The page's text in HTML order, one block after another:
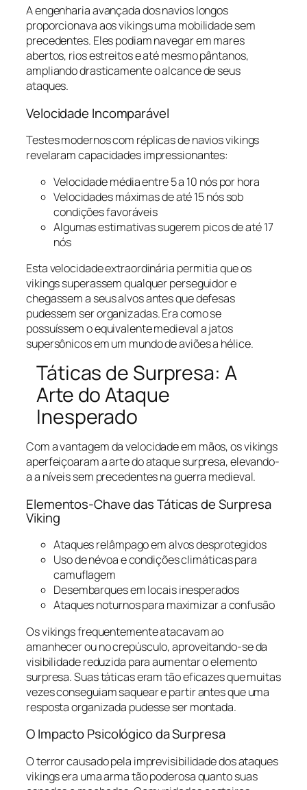
A engenharia avançada dos navios longos
proporcionava aos vikings uma mobilidade sem
precedentes. Eles podiam navegar em mares
abertos, rios estreitos e até mesmo pântanos,
ampliando drasticamente o alcance de seus
ataques.
Velocidade Incomparável
Testes modernos com réplicas de navios vikings
revelaram capacidades impressionantes:
Velocidade média entre 5 a 10 nós por hora
Velocidades máximas de até 15 nós sob
condições favoráveis
Algumas estimativas sugerem picos de até 17
nós
Esta velocidade extraordinária permitia que os
vikings superassem qualquer perseguidor e
chegassem a seus alvos antes que defesas
pudessem ser organizadas. Era como se
possuíssem o equivalente medieval a jatos
supersônicos em um mundo de aviões a hélice.
Táticas de Surpresa: A
Arte do Ataque
Inesperado
Com a vantagem da velocidade em mãos, os vikings
aperfeiçoaram a arte do ataque surpresa, elevando-
a a níveis sem precedentes na guerra medieval.
Elementos-Chave das Táticas de Surpresa
Viking
Ataques relâmpago em alvos desprotegidos
Uso de névoa e condições climáticas para
camuflagem
Desembarques em locais inesperados
Ataques noturnos para maximizar a confusão
Os vikings frequentemente atacavam ao
amanhecer ou no crepúsculo, aproveitando-se da
visibilidade reduzida para aumentar o elemento
surpresa. Suas táticas eram tão eficazes que muitas
vezes conseguiam saquear e partir antes que uma
resposta organizada pudesse ser montada.
O Impacto Psicológico da Surpresa
O terror causado pela imprevisibilidade dos ataques
vikings era uma arma tão poderosa quanto suas